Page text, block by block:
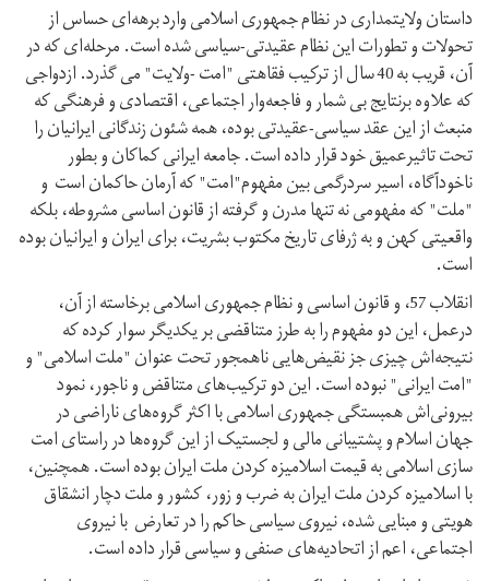
داستان ولایتمداری در نظام جمهوری اسلامی وارد برهه‌ای حساس از
تحولات و تطورات این نظام عقیدتی-سیاسی شده است. مرحله‌ای که در
آن، قریب به 40 سال از ترکیب فقاهتی "امت -ولایت" می گذرد. ازدواجی
که علاوه برنتایج بی شمار و فاجعه‌وار اجتماعی، اقتصادی و فرهنگی که
منبعث از این عقد سیاسی-عقیدتی بوده، همه شئون زندگانی ایرانیان را
تحت تاثیرعمیق خود قرار داده است. جامعه ایرانی کماکان و بطور
ناخودآگاه، اسیر سردرگمی بین مفهوم"امت" که آرمان حاکمان است و
"ملت" که مفهومی نه تنها مدرن و گرفته از قانون اساسی مشروطه، بلکه
واقعیتی کهن و به ژرفای تاریخ مکتوب بشریت، برای ایران و ایرانیان بوده
است.
انقلاب 57، و قانون اساسی و نظام جمهوری اسلامی برخاسته از آن،
درعمل، این دو مفهوم را به طرز متناقضی بر یکدیگر سوار کرده که
نتیجه‌اش چیزی جز نقیض‌هایی ناهمجور تحت عنوان "ملت اسلامی" و
"امت ایرانی" نبوده است. این دو ترکیب‌های متناقض و ناجور، نمود
بیرونی‌اش همبستگی جمهوری اسلامی با اکثر گروه‌های ناراضی در
جهان اسلام و پشتیبانی مالی و لجستیک از این گروه‌ها در راستای امت
سازی اسلامی به قیمت اسلامیزه کردن ملت ایران بوده است. همچنین،
با اسلامیزه کردن ملت ایران به ضرب و زور، کشور و ملت دچار انشقاق
هویتی و مبنایی شده، نیروی سیاسی حاکم را در تعارض با نیروی
اجتماعی، اعم از اتحادیه‌های صنفی و سیاسی قرار داده است.